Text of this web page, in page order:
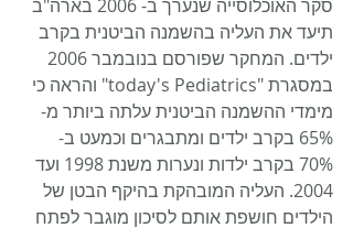
סקר האוכלוסייה שנערך ב- 2006 בארה"ב
תיעד את העליה בהשמנה הביטנית בקרב
במסגרת "today's Pediatrics" והראה כי
מימדי ההשמנה הביטנית עלתה ביותר מ-
65% בקרב ילדים ומתבגרים וכמעט ב-
70% בקרב ילדות ונערות משנת 1998 ועד
2004. העליה המובהקת בהיקף הבטן של
הילדים חושפת אותם לסיכון מוגבר לפתח